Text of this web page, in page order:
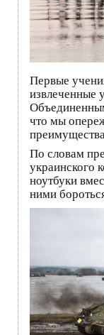
Первые
извлеченные
что мы
По словам
украинского
ноутбуки
ними